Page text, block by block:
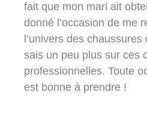
fait que mon mari ait
donné l’occasion de me
l’univers des chaussures
sais un peu plus sur ces
professionnelles. Toute
est bonne à prendre !